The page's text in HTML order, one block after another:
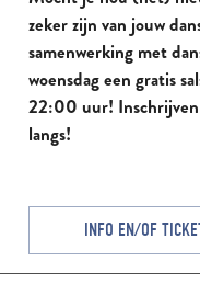
zeker zijn van jouw
samenwerking met
woensdag een gratis
22:00 uur! Inschrijven
langs!
INFO EN/OF